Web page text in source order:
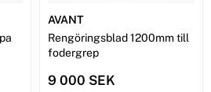
AVANT
Rengöringsblad 1200mm till
fodergrep
9 000 SEK